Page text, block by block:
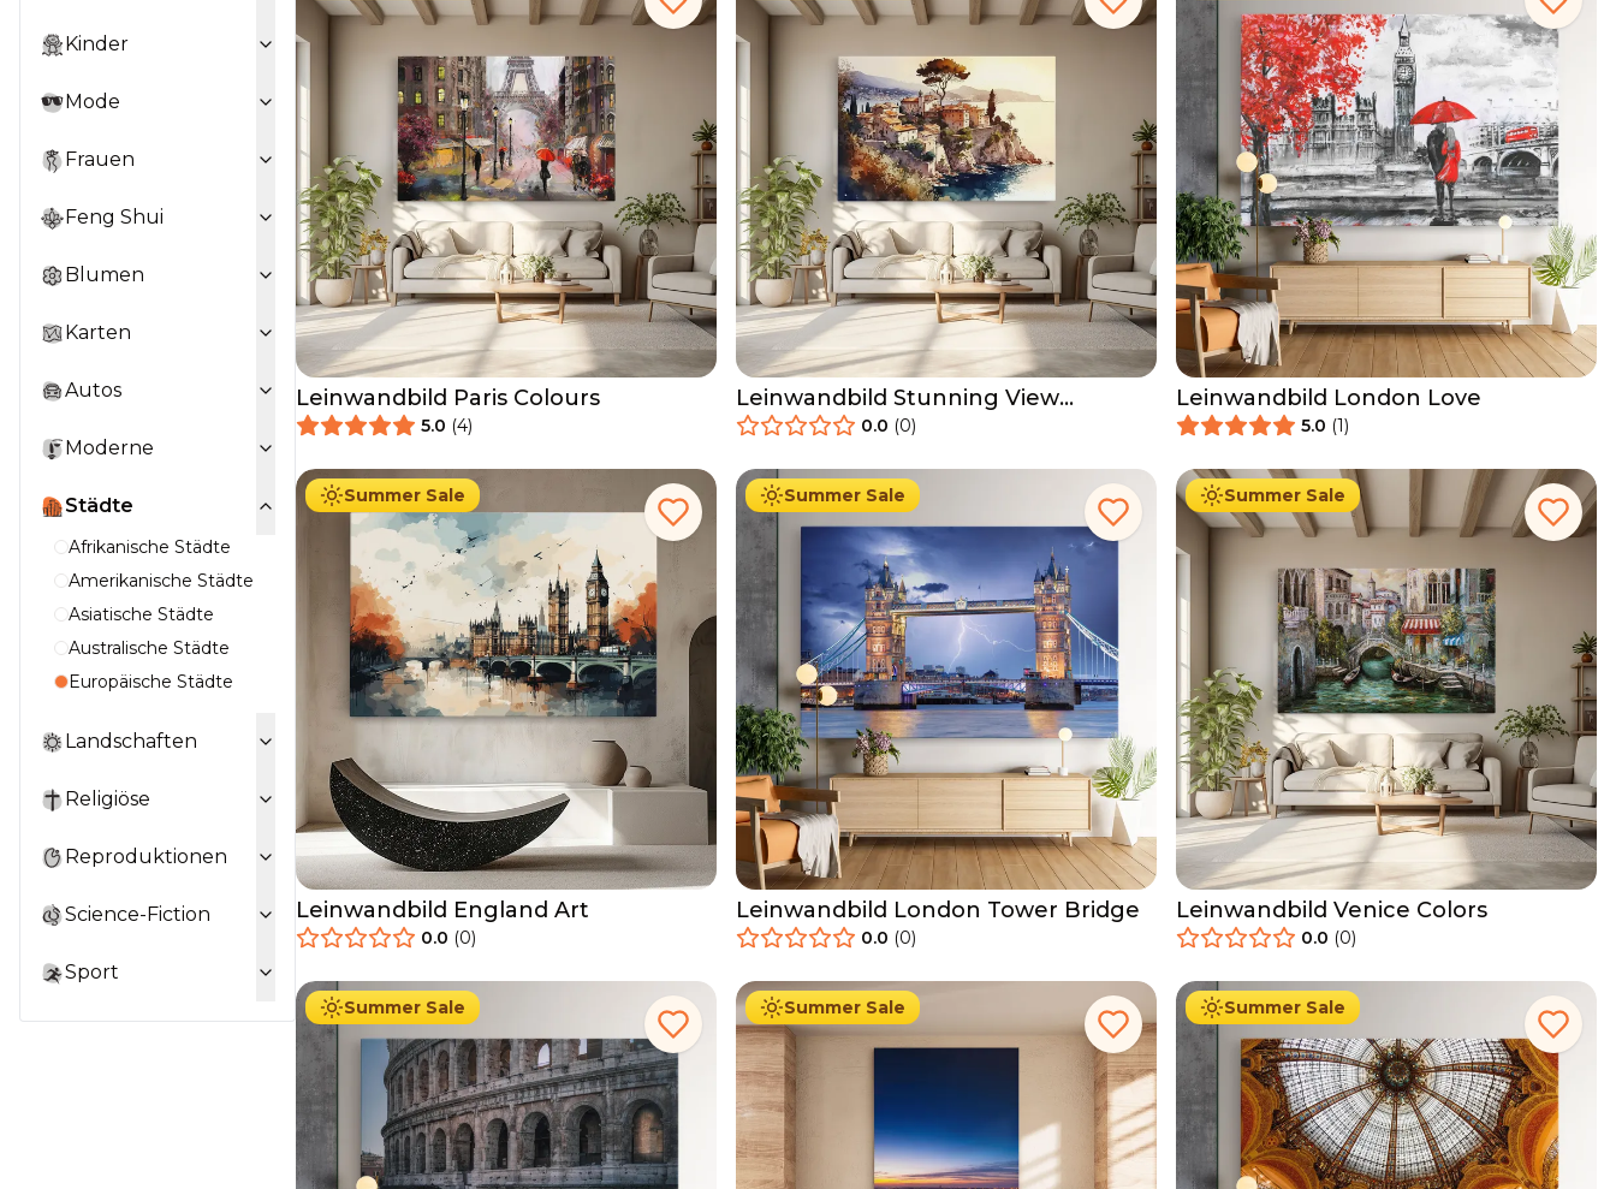
Kinder
Mode
Frauen
Feng Shui
Blumen
Karten
Autos
Moderne
Städte
Afrikanische Städte
Amerikanische Städte
Asiatische Städte
Australische Städte
Europäische Städte
Landschaften
Religiöse
Reproduktionen
Science-Fiction
Sport
Leinwandbild Paris Colours
5.0 (4)
Leinwandbild Stunning View
Painting
0.0 (0)
Leinwandbild London Love
5.0 (1)
Summer Sale
Ab 39.90 € 34.90
Leinwandbild England Art
0.0 (0)
Summer Sale
Ab 39.90 € 34.90
Leinwandbild London Tower Bridge
0.0 (0)
Summer Sale
Ab 39.90 € 34.90
Leinwandbild Venice Colors
0.0 (0)
Summer Sale
Ab 39.90 € 34.90
Summer Sale
Ab 39.90 € 34.90
Summer Sale
Ab 39.90 € 34.90